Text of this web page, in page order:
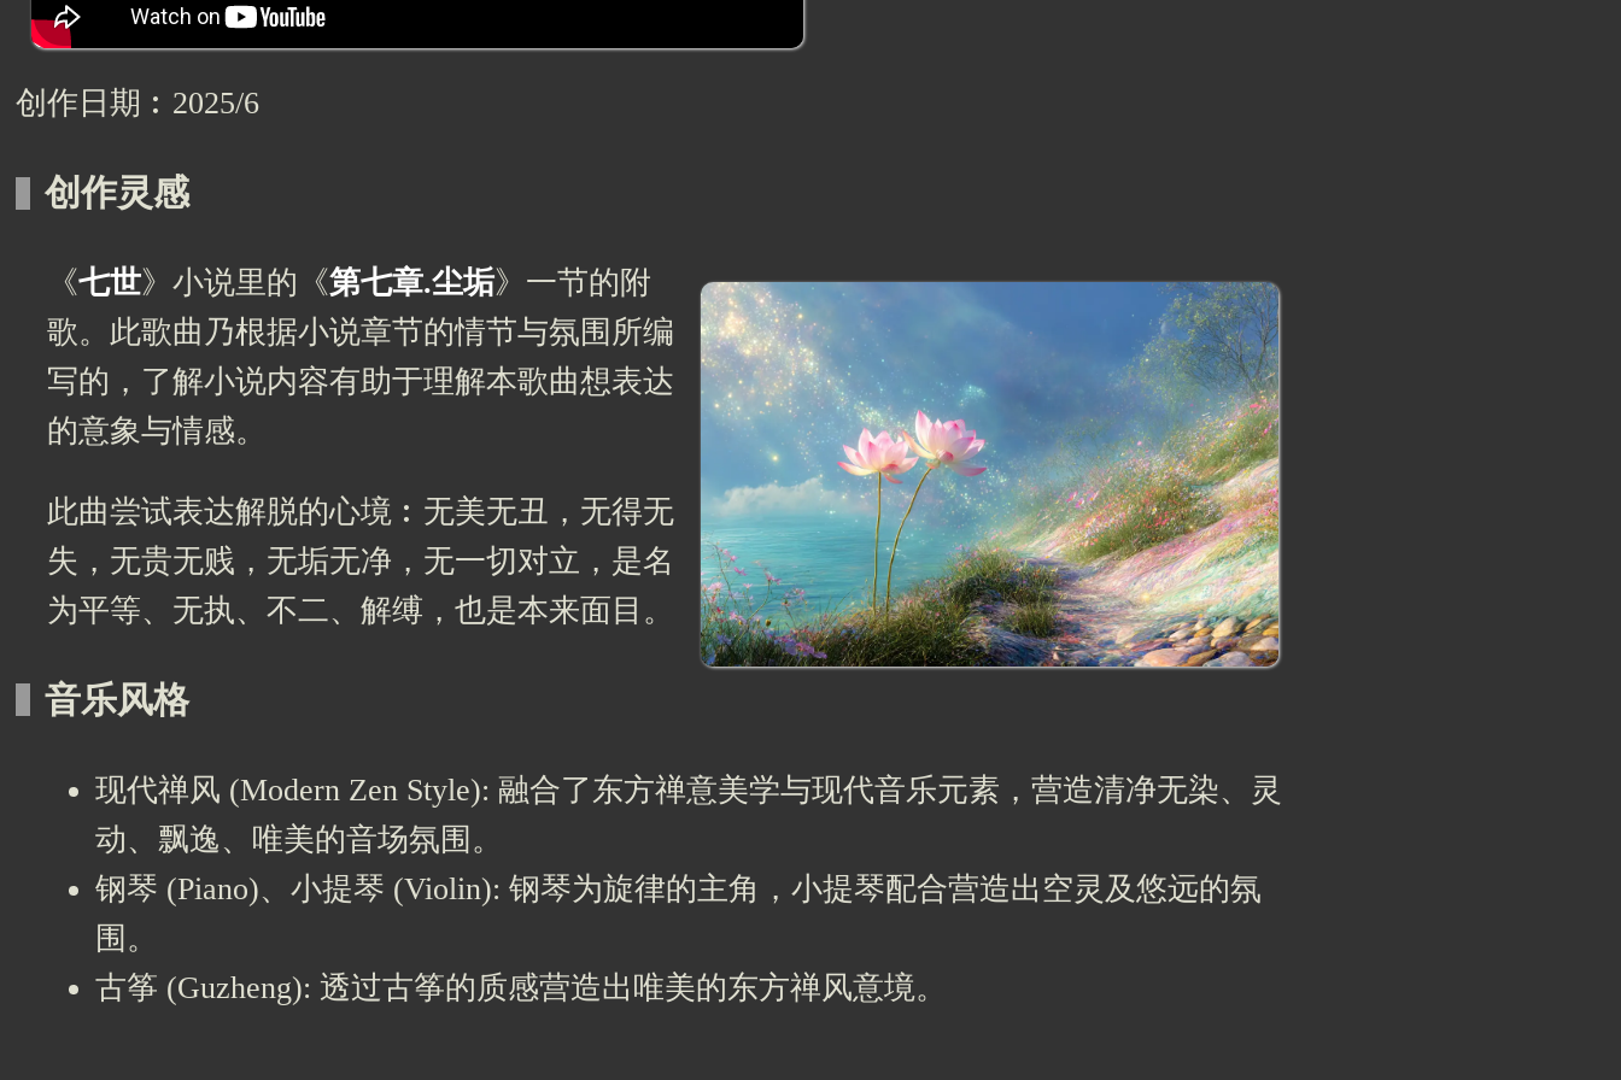
创作日期︰2025/6
创作灵感
《七世》小说里的《第七章.尘垢》一节的附
歌。此歌曲乃根据小说章节的情节与氛围所编
写的，了解小说内容有助于理解本歌曲想表达
的意象与情感。
此曲尝试表达解脱的心境︰无美无丑，无得无
失，无贵无贱，无垢无净，无一切对立，是名
为平等、无执、不二、解缚，也是本来面目。
音乐风格
现代禅风 (Modern Zen Style): 融合了东方禅意美学与现代音乐元素，营造清净无染、灵
动、飘逸、唯美的音场氛围。
钢琴 (Piano)、小提琴 (Violin): 钢琴为旋律的主角，小提琴配合营造出空灵及悠远的氛
围。
古筝 (Guzheng): 透过古筝的质感营造出唯美的东方禅风意境。